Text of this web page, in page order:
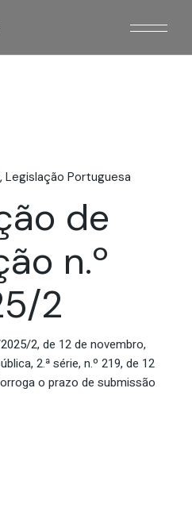
Legislação Portuguesa
de
n.º
2
2, de 12 de novembro,
2.ª série, n.º 219, de 12
o prazo de submissão